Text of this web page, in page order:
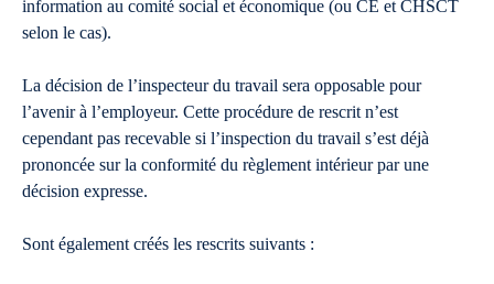
information au comité social et économique (ou CE et CHSCT
selon le cas).
La décision de l’inspecteur du travail sera opposable pour
l’avenir à l’employeur. Cette procédure de rescrit n’est
cependant pas recevable si l’inspection du travail s’est déjà
prononcée sur la conformité du règlement intérieur par une
décision expresse.
Sont également créés les rescrits suivants :